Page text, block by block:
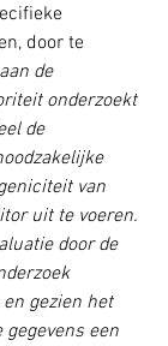
door te
de
onderzoekt
de
van
uit te voeren.
door de
gezien het
een